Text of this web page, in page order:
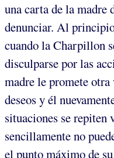
una carta de la madre
denunciar. Al
cuando la Charpillon
disculparse por las
madre le promete
deseos y él
situaciones se repiten
sencillamente no
el punto máximo de